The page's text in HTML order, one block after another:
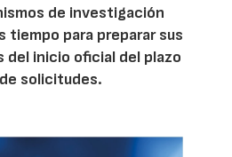
de investigación
tiempo para preparar sus
del inicio oficial del plazo
solicitudes.